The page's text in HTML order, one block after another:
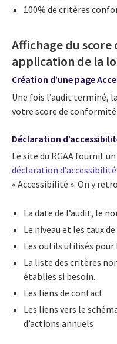
100% de critères
Affichage du
application de la
Création d’une page
Une fois l’audit terminé,
votre score de conformité
Déclaration
Le site du RGAA fournit
déclaration
« Accessibilité ». On y
La date de l’audit, le
Le niveau et les taux
Les outils utilisés pour
La liste des critères
établies si besoin.
Les liens de contact
Les liens vers le
d’actions annuels